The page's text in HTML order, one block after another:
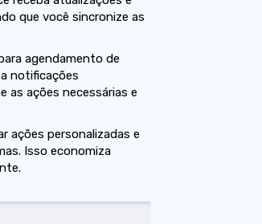
que você sincronize as
agendamento de
notificações
as ações necessárias e
ações personalizadas e
Isso economiza